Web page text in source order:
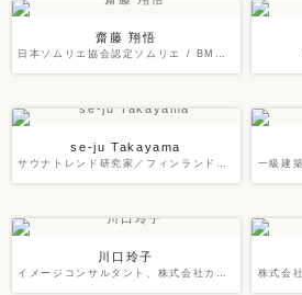
齋藤 翔悟
se-ju Takayama
川口玲子
イメージコンサルタント、株式会社カラーポイント代表取締役